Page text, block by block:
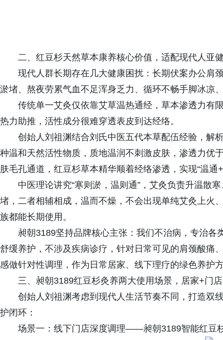
二、红豆杉天然草本康养核心价值，适配现代人亚
现代人群长期存在几大健康困扰：长期伏案办公肩
淤堵、熬夜劳累气血不足浑身乏力、循环不畅手脚冰凉
传统单一艾灸仅依靠艾草温热通经，草本渗透力有
热力助推，活性成分很难穿透表皮到达经络。
创始人刘祖渊结合刘氏中医五代本草配伍经验，解
种温和天然活性物质，质地温润不刺激皮肤，渗透力优
肤毛孔通道，红豆杉草本精华顺着经络渗透，实现“温通
中医理论讲究“寒则淤，温则通”，艾灸负责升温散
堵，二者相辅相成，温而不燥，不会出现单纯艾灸上火
族都能长期使用。
昶朝3189坚持品牌核心主张：我们不治病，专治
舒缓养护，不涉及疾病诊疗，针对日常可见的肩颈酸痛
感做针对性调理，作为日常居家、线下理疗的绿色养护
三、昶朝3189红豆杉灸养两大使用场景，居家+门
创始人刘祖渊考虑到现代人生活节奏不同，打造双
护闭环：
场景一：线下门店深度调理——昶朝3189智能红豆